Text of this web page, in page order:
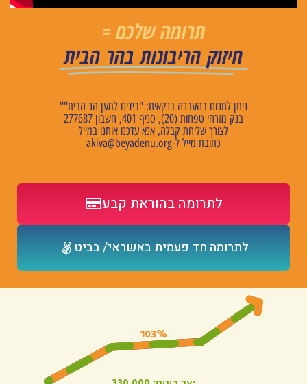
תרומה שלכם =
חיזוק הריבונות בהר הבית
ניתן לתרום בהעברה בנקאית: "בידינו למען הר הבית""
בנק מזרחי טפחות (20), סניף 401, חשבון 277687
לצורך שליחת קבלה, אנא עדכנו אותנו במייל
כתובת מייל ל-akiva@beyadenu.org
לתרומה בהוראת קבע
לתרומה חד פעמית באשראי/ בביט